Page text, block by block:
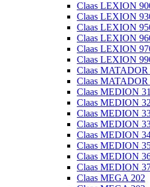
Claas LEXION
Claas LEXION
Claas LEXION
Claas LEXION
Claas LEXION
Claas LEXION
Claas
Claas
Claas MEDION
Claas MEDION
Claas MEDION
Claas MEDION
Claas MEDION
Claas MEDION
Claas MEDION
Claas MEDION
Claas MEGA 202